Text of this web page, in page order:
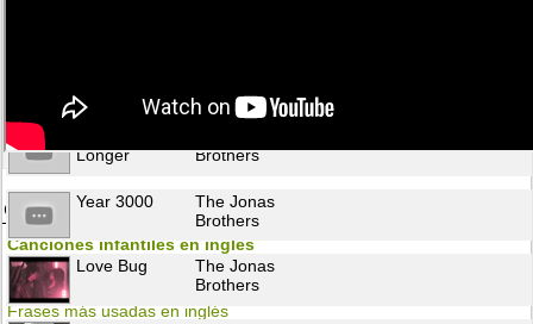
Longer
Brothers
Year 3000
The Jonas
Brothers
Love Bug
The Jonas
Brothers
Otros recursos para aprender inglés
Canciones infantiles en inglés
Flashcards
Frases más usadas en inglés